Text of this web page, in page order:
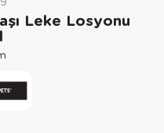
Leke Losyonu